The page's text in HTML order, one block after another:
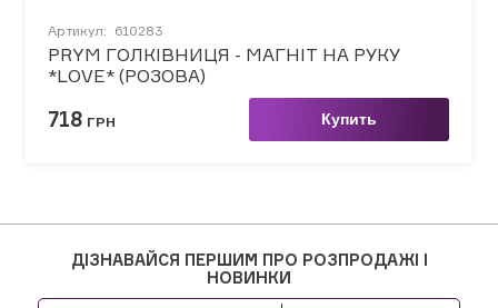
Артикул: 610283
PRYM ГОЛКІВНИЦЯ - МАГНІТ НА РУКУ
*LOVE* (РОЗОВА)
718 ГРН Купить
ДІЗНАВАЙСЯ ПЕРШИМ ПРО РОЗПРОДАЖІ І
НОВИНКИ